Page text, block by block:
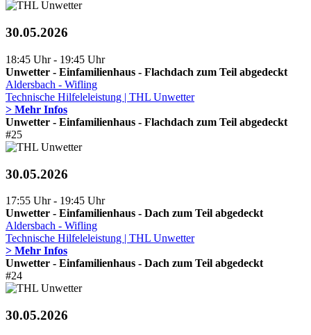
30.05.2026
18:45 Uhr - 19:45 Uhr
Unwetter - Einfamilienhaus - Flachdach zum Teil abgedeckt
Aldersbach - Wifling
Technische Hilfeleleistung | THL Unwetter
> Mehr Infos
Unwetter - Einfamilienhaus - Flachdach zum Teil abgedeckt
#25
30.05.2026
17:55 Uhr - 19:45 Uhr
Unwetter - Einfamilienhaus - Dach zum Teil abgedeckt
Aldersbach - Wifling
Technische Hilfeleleistung | THL Unwetter
> Mehr Infos
Unwetter - Einfamilienhaus - Dach zum Teil abgedeckt
#24
30.05.2026